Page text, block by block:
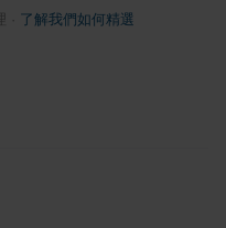
了解我們如何精選